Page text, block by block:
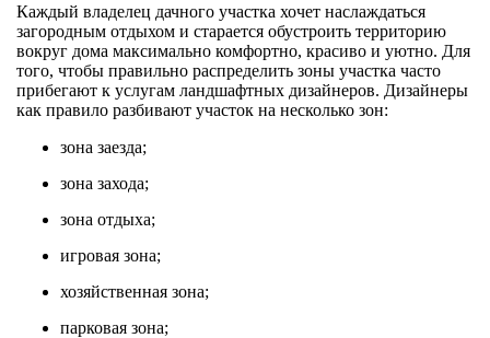
Каждый владелец дачного участка хочет наслаждаться
загородным отдыхом и старается обустроить территорию
вокруг дома максимально комфортно, красиво и уютно. Для
того, чтобы правильно распределить зоны участка часто
прибегают к услугам ландшафтных дизайнеров. Дизайнеры
как правило разбивают участок на несколько зон:
зона заезда;
зона захода;
зона отдыха;
игровая зона;
хозяйственная зона;
парковая зона;